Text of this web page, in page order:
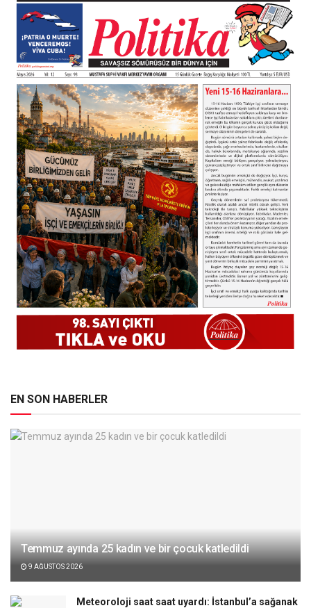
EN SON HABERLER
Temmuz ayında 25 kadın ve bir çocuk katledildi
9 AĞUSTOS 2026
Meteoroloji saat saat uyardı: İstanbul’a sağanak